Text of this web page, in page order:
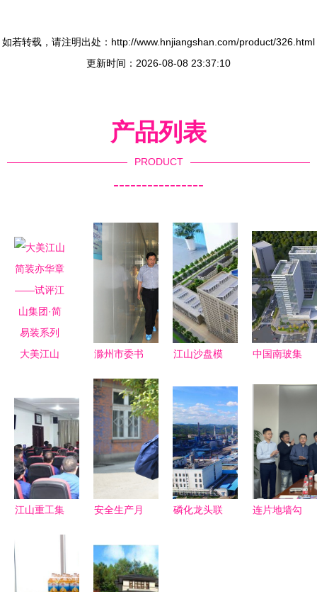
如若转载，请注明出处：http://www.hnjiangshan.com/product/326.html
更新时间：2026-08-08 23:37:10
产品列表
PRODUCT
----------------
大美江山
——试评江
山集团·简
易装系列
滁州市委书
深入我集团
调研指导工
作
江山沙盘模
精工诠释宏
伟蓝图——
江删集团专
业服务引领
行业标杆
中国南玻集
建筑革命
江山重工集
新篇章的高
安全生产月
懈，防线筑
心间——江
磷化龙头联
连片地墙勾